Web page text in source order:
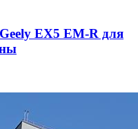
EX5 EM-R для